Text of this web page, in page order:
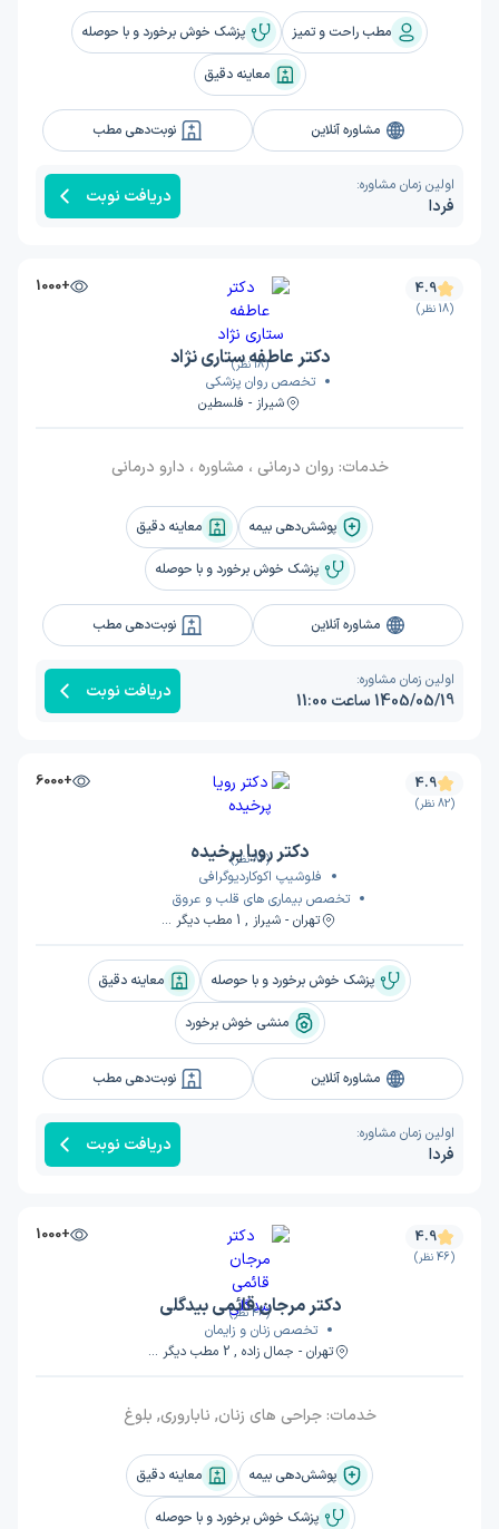
مطب راحت و تمیز پزشک خوش برخورد و با حوصله
معاینه دقیق
مشاوره آنلاین نوبت‌دهی مطب
اولین زمان مشاوره:
فردا دریافت نوبت
(18 نظر)
+1000 4.9
(18 نظر)
دکتر عاطفه ستاری نژاد
تخصص روان پزشکی
شیراز - فلسطین
خدمات: روان درمانی ، مشاوره ، دارو درمانی
پوشش‌دهی بیمه معاینه دقیق
پزشک خوش برخورد و با حوصله
مشاوره آنلاین نوبت‌دهی مطب
اولین زمان مشاوره:
1405/05/19 ساعت 11:00 دریافت نوبت
(82 نظر)
+6000 4.9
(82 نظر)
دکتر رویا پرخیده
فلوشیپ اکوکاردیوگرافی
تخصص بیماری های قلب و عروق
تهران - شیراز , 1 مطب دیگر ...
پزشک خوش برخورد و با حوصله معاینه دقیق
منشی خوش برخورد
مشاوره آنلاین نوبت‌دهی مطب
اولین زمان مشاوره:
فردا دریافت نوبت
(46 نظر)
+1000 4.9
(46 نظر)
دکتر مرجان قائمی بیدگلی
تخصص زنان و زایمان
تهران - جمال زاده , 2 مطب دیگر ...
خدمات:جراحی های زنان, ناباروری, بلوغ
پوشش‌دهی بیمه معاینه دقیق
پزشک خوش برخورد و با حوصله